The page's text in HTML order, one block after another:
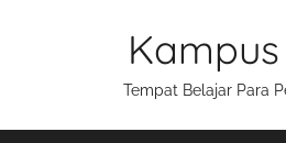
Tempat Belajar Para